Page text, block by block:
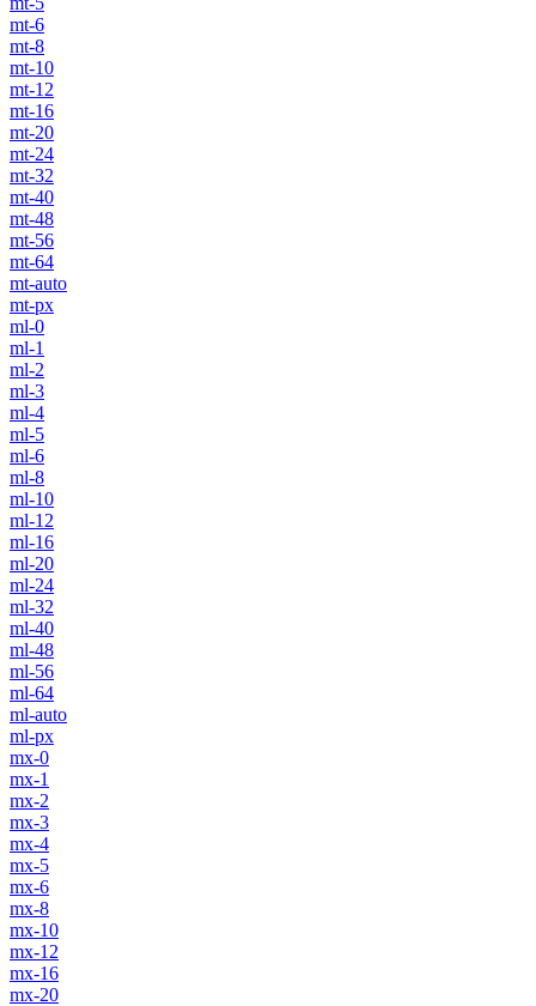
mt-6
mt-8
mt-10
mt-12
mt-16
mt-20
mt-24
mt-32
mt-40
mt-48
mt-56
mt-64
mt-auto
mt-px
ml-0
ml-1
ml-2
ml-3
ml-4
ml-5
ml-6
ml-8
ml-10
ml-12
ml-16
ml-20
ml-24
ml-32
ml-40
ml-48
ml-56
ml-64
ml-auto
ml-px
mx-0
mx-1
mx-2
mx-3
mx-4
mx-5
mx-6
mx-8
mx-10
mx-12
mx-16
mx-20